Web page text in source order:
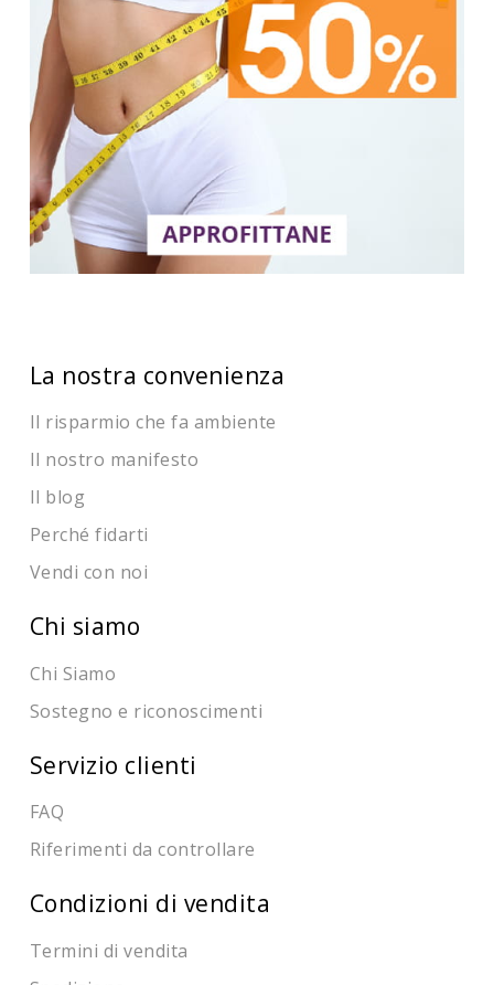
La nostra convenienza
Il risparmio che fa ambiente
Il nostro manifesto
Il blog
Perché fidarti
Vendi con noi
Chi siamo
Chi Siamo
Sostegno e riconoscimenti
Servizio clienti
FAQ
Riferimenti da controllare
Condizioni di vendita
Termini di vendita